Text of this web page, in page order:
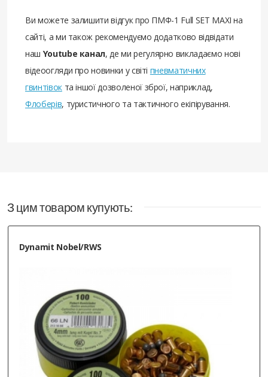
Ви можете залишити відгук про ПМФ-1 Full SET MAXI на
сайті, а ми також рекомендуємо додатково відвідати
наш Youtube канал, де ми регулярно викладаємо нові
відеоогляди про новинки у світі пневматичних
гвинтівокта іншої дозволеної зброї, наприклад,
Флоберів, туристичного та тактичного екіпірування.
З цим товаром купують:
Dynamit Nobel/RWS